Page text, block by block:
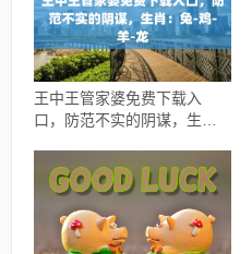
王中王管家婆免费下载入
口，防范不实的阴谋，生